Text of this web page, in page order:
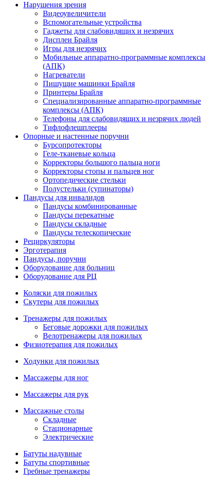
Нарушения зрения
Видеоувеличители
Вспомогательные устройства
Гаджеты для слабовидящих и незрячих
Дисплеи Брайля
Игры для незрячих
Мобильные аппаратно-программные комплексы
(АПК)
Нагреватели
Пишущие машинки Брайля
Принтеры Брайля
Специализированные аппаратно-программные
комплексы (АПК)
Телефоны для слабовидящих и незрячих людей
Тифлофлешплееры
Опорные и настенные поручни
Бурсопротекторы
Геле-тканевые кольца
Корректоры большого пальца ноги
Корректоры стопы и пальцев ног
Ортопедические стельки
Полустельки (супинаторы)
Пандусы для инвалидов
Пандусы комбинированные
Пандусы перекатные
Пандусы складные
Пандусы телескопические
Рециркуляторы
Эрготерапия
Пандусы, поручни
Оборудование для больниц
Оборудование для РЦ
Коляски для пожилых
Скутеры для пожилых
Тренажеры для пожилых
Беговые дорожки для пожилых
Велотренажеры для пожилых
Физиотерапия для пожилых
Ходунки для пожилых
Массажеры для ног
Массажеры для рук
Массажные столы
Складные
Стационарные
Электрические
Батуты надувные
Батуты спортивные
Гребные тренажеры